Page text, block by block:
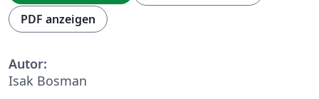
PDF anzeigen
Autor:
Isak Bosman